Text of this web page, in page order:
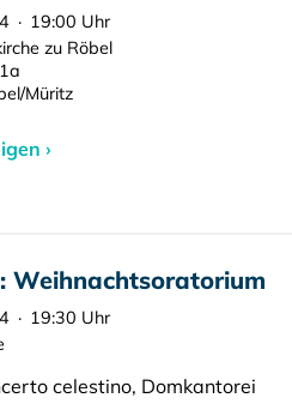
· 19:00 Uhr
zu Röbel
Müritz
›
Weihnachtsoratorium
· 19:30 Uhr
celestino, Domkantorei